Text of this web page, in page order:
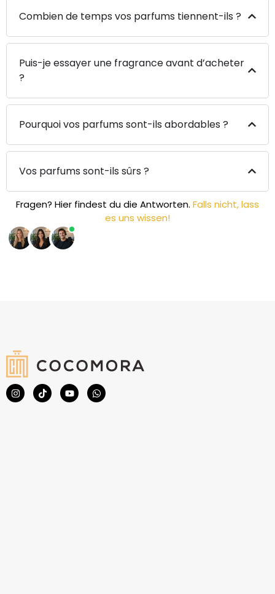
Combien de temps vos parfums tiennent-ils ?
Puis-je essayer une fragrance avant d’acheter
?
Pourquoi vos parfums sont-ils abordables ?
Vos parfums sont-ils sûrs ?
Fragen? Hier findest du die Antworten. Falls nicht, lass
es uns wissen!